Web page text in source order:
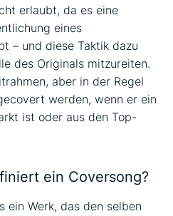
erlaubt, da es eine
eines
– und diese Taktik dazu
des Originals mitzureiten.
aber in der Regel
werden, wenn er ein
ist oder aus den Top-
ein Coversong?
ein Werk, das den selben